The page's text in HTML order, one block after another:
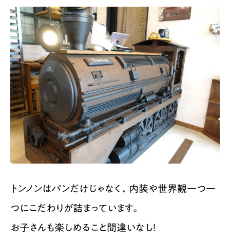
トンノンはパンだけじゃなく、内装や世界観一つ一
つにこだわりが詰まっています。
お子さんも楽しめること間違いなし！